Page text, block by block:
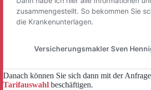
Danach können Sie sich dann mit der
Tarifauswahl beschäftigen.